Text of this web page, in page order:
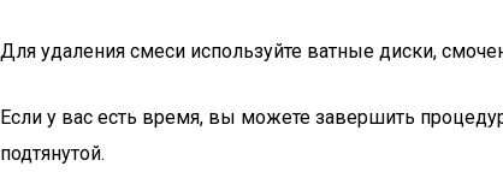
Для удаления смеси используйте ватные диски,
Если у вас есть время, вы можете завершить
подтянутой.